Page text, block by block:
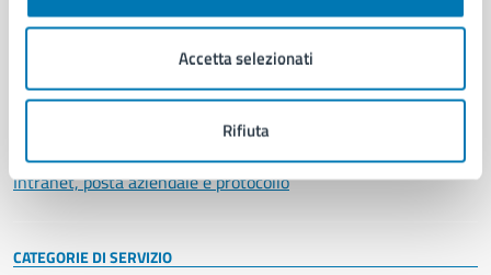
Accetta selezionati
Rifiuta
Municipalità
Politici
Documenti e dati
Intranet, posta aziendale e protocollo
CATEGORIE DI SERVIZIO